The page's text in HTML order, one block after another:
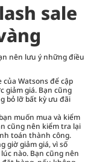
sale
nên lưu ý những điều
Watsons để cập
giảm giá. Bạn cũng
bỏ lỡ bất kỳ ưu đãi
muốn mua và kiểm
cũng nên kiểm tra lại
toán thành công.
giờ giảm giá, vì số
nào. Bạn cũng nên